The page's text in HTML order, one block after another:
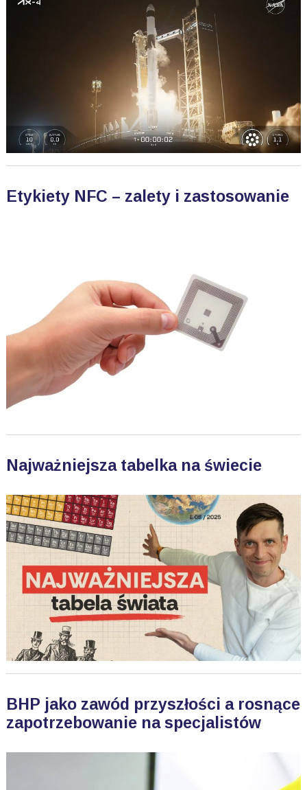
Etykiety NFC – zalety i zastosowanie
Najważniejsza tabelka na świecie
BHP jako zawód przyszłości a rosnące
zapotrzebowanie na specjalistów